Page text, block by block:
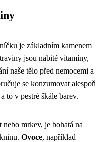
je základním kamenem
jsou nabité vitamíny,
naše tělo před nemocemi a
se konzumovat alespoň
to v pestré škále barev.
mrkev, je bohatá na
Ovoce, například